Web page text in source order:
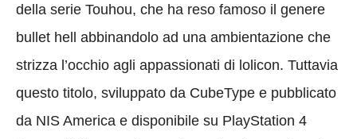
della serie Touhou, che ha reso famoso il genere
bullet hell abbinandolo ad una ambientazione che
strizza l’occhio agli appassionati di lolicon. Tuttavia
questo titolo, sviluppato da CubeType e pubblicato
da NIS America e disponibile su PlayStation 4